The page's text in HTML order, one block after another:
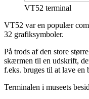
VT52 terminal
VT52 var en populær
32 grafiksymboler.
På trods af den store
skærmen til en udskrift,
f.eks. bruges til at lave
Terminalen i museets